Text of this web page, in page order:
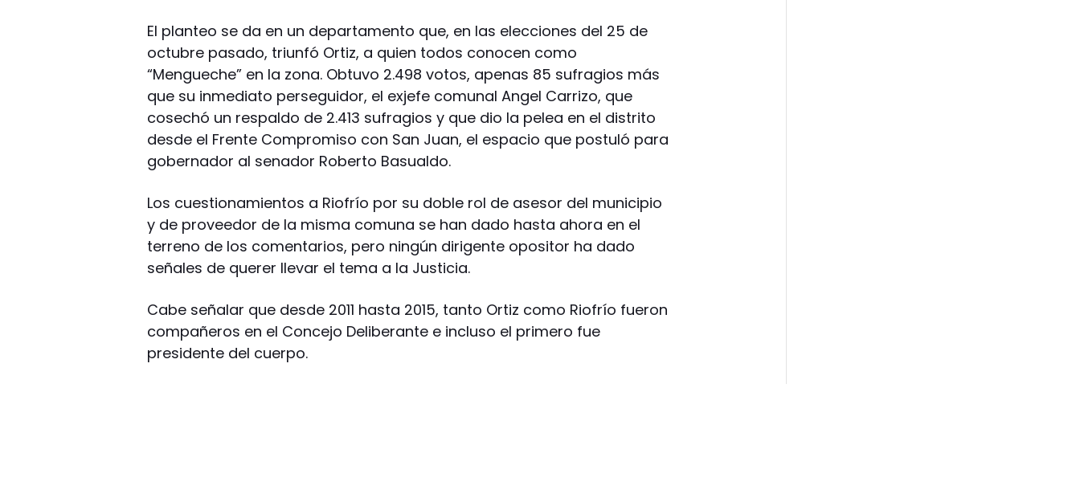
El planteo se da en un departamento que, en las elecciones del 25 de
octubre pasado, triunfó Ortiz, a quien todos conocen como
“Mengueche” en la zona. Obtuvo 2.498 votos, apenas 85 sufragios más
que su inmediato perseguidor, el exjefe comunal Angel Carrizo, que
cosechó un respaldo de 2.413 sufragios y que dio la pelea en el distrito
desde el Frente Compromiso con San Juan, el espacio que postuló para
gobernador al senador Roberto Basualdo.
Los cuestionamientos a Riofrío por su doble rol de asesor del municipio
y de proveedor de la misma comuna se han dado hasta ahora en el
terreno de los comentarios, pero ningún dirigente opositor ha dado
señales de querer llevar el tema a la Justicia.
Cabe señalar que desde 2011 hasta 2015, tanto Ortiz como Riofrío fueron
compañeros en el Concejo Deliberante e incluso el primero fue
presidente del cuerpo.